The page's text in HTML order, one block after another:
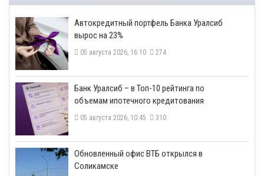
​Автокредитный портфель Банка Уралсиб
вырос на 23%
05 августа 2026, 16:10 274
​Банк Уралсиб – в Топ-10 рейтинга по
объемам ипотечного кредитования
05 августа 2026, 10:45 310
​Обновленный офис ВТБ открылся в
Соликамске